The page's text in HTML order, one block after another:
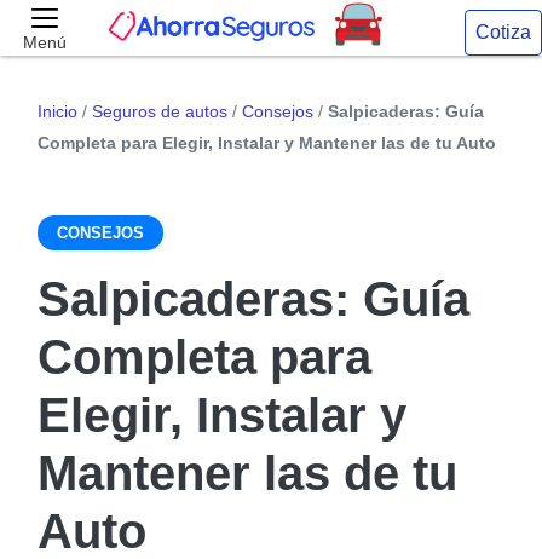
Menú Cotiza
Inicio / Seguros de autos / Consejos / Salpicaderas: Guía
Completa para Elegir, Instalar y Mantener las de tu Auto
CONSEJOS
Salpicaderas: Guía
Completa para
Elegir, Instalar y
Mantener las de tu
Auto